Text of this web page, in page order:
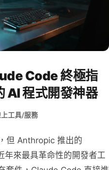
Code 終極指
AI 程式開發神器
工具/服務
但 Anthropic 推出的
年來最具革命性的開發者工